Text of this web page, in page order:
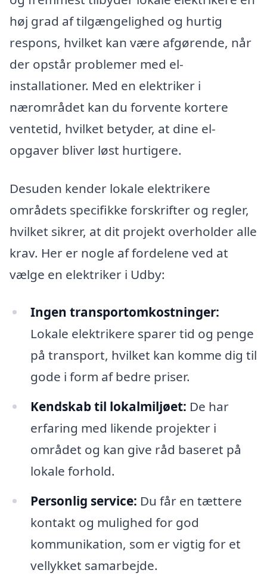
høj grad af tilgængelighed og hurtig
respons, hvilket kan være afgørende, når
der opstår problemer med el-
installationer. Med en elektriker i
nærområdet kan du forvente kortere
ventetid, hvilket betyder, at dine el-
opgaver bliver løst hurtigere.
Desuden kender lokale elektrikere
områdets specifikke forskrifter og regler,
hvilket sikrer, at dit projekt overholder alle
krav. Her er nogle af fordelene ved at
vælge en elektriker i Udby:
Ingen transportomkostninger:
Lokale elektrikere sparer tid og penge
på transport, hvilket kan komme dig til
gode i form af bedre priser.
Kendskab til lokalmiljøet: De har
erfaring med likende projekter i
området og kan give råd baseret på
lokale forhold.
Personlig service: Du får en tættere
kontakt og mulighed for god
kommunikation, som er vigtig for et
vellykket samarbejde.